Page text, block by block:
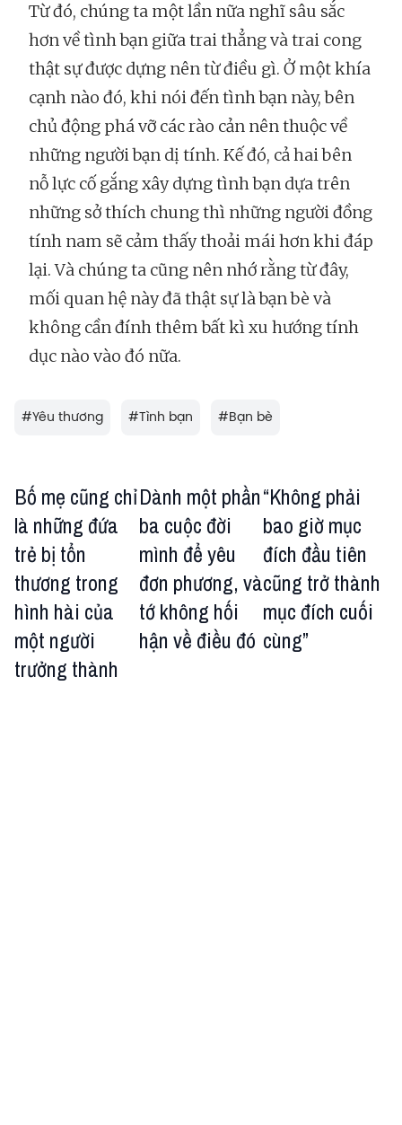
Từ đó, chúng ta một lần nữa nghĩ sâu sắc
hơn về tình bạn giữa trai thẳng và trai cong
thật sự được dựng nên từ điều gì. Ở một khía
cạnh nào đó, khi nói đến tình bạn này, bên
chủ động phá vỡ các rào cản nên thuộc về
những người bạn dị tính. Kế đó, cả hai bên
nỗ lực cố gắng xây dựng tình bạn dựa trên
những sở thích chung thì những người đồng
tính nam sẽ cảm thấy thoải mái hơn khi đáp
lại. Và chúng ta cũng nên nhớ rằng từ đây,
mối quan hệ này đã thật sự là bạn bè và
không cần đính thêm bất kì xu hướng tính
dục nào vào đó nữa.
#Yêu thương #Tình bạn #Bạn bè
Bố mẹ cũng chỉ
là những đứa
trẻ bị tổn
thương trong
hình hài của
một người
trưởng thành
Dành một phần
ba cuộc đời
mình để yêu
đơn phương, và
tớ không hối
hận về điều đó
“Không phải
bao giờ mục
đích đầu tiên
cũng trở thành
mục đích cuối
cùng”